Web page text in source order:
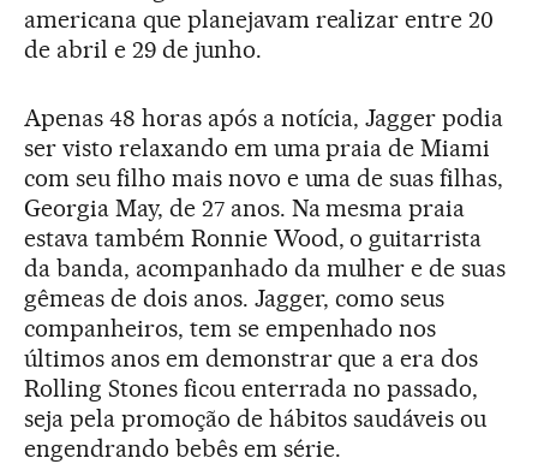
americana que planejavam realizar entre 20
de abril e 29 de junho.
Apenas 48 horas após a notícia, Jagger podia
ser visto relaxando em uma praia de Miami
com seu filho mais novo e uma de suas filhas,
Georgia May, de 27 anos. Na mesma praia
estava também Ronnie Wood, o guitarrista
da banda, acompanhado da mulher e de suas
gêmeas de dois anos. Jagger, como seus
companheiros, tem se empenhado nos
últimos anos em demonstrar que a era dos
Rolling Stones ficou enterrada no passado,
seja pela promoção de hábitos saudáveis ou
engendrando bebês em série.